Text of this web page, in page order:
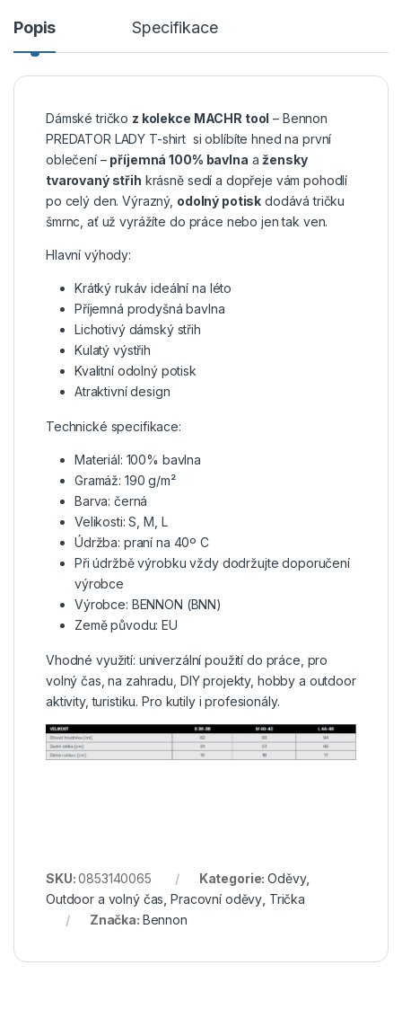
Popis Specifikace
Dámské tričko z kolekce MACHR tool – Bennon
PREDATOR LADY T-shirt si oblíbíte hned na první
oblečení – příjemná 100% bavlna a žensky
tvarovaný střih krásně sedí a dopřeje vám pohodlí
po celý den. Výrazný, odolný potisk dodává tričku
šmrnc, ať už vyrážíte do práce nebo jen tak ven.
Hlavní výhody:
Krátký rukáv ideální na léto
Příjemná prodyšná bavlna
Lichotivý dámský střih
Kulatý výstřih
Kvalitní odolný potisk
Atraktivní design
Technické specifikace:
Materiál: 100% bavlna
Gramáž: 190 g/m²
Barva: černá
Velikosti: S, M, L
Údržba: praní na 40º C
Při údržbě výrobku vždy dodržujte doporučení
výrobce
Výrobce: BENNON (BNN)
Země původu: EU
Vhodné využití: univerzální použití do práce, pro
volný čas, na zahradu, DIY projekty, hobby a outdoor
aktivity, turistiku. Pro kutily i profesionály.
SKU:0853140065 Kategorie:Oděvy,
Outdoor a volný čas ,Pracovní oděvy Trička
Značka: Bennon